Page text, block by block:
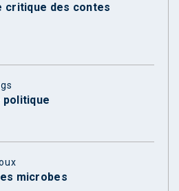
critique des contes
politique
microbes